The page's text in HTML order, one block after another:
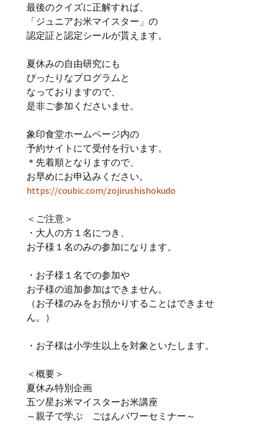
最後のクイズに正解すれば、
「ジュニアお米マイスター」の
認定証と認定シールが貰えます。
夏休みの自由研究にも
ぴったりなプログラムと
なっておりますので、
是非ご参加くださいませ。
象印食堂ホームページ内の
予約サイトにて受付を行います。
＊先着順となりますので、
お早めにお申込みください。
https://coubic.com/zojirushishokudo
＜ご注意＞
・大人の方１名につき、
お子様１名のみの参加になります。
・お子様１名での参加や
お子様の追加参加はできません。
（お子様のみをお預かりすることはできませ
ん。）
・お子様は小学生以上を対象といたします。
＜概要＞
夏休み特別企画
五ツ星お米マイスターお米講座
～親子で学ぶ ごはんパワーセミナー～